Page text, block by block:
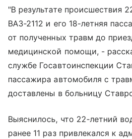
"В результате происшествия
ВАЗ-2112 и его 18-летняя
от полученных травм до
медицинской помощи, -
службе Госавтоинспекции
пассажира автомобиля с
доставлены в больницу
Выяснилось, что 22-летний
ранее 11 раз привлекался к